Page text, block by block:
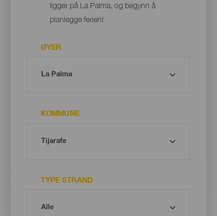
ligger på La Palma, og begynn å
planlegge ferien!
ØYER
KOMMUNE
TYPE STRAND